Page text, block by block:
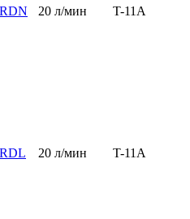
20 л/мин T-11A
20 л/мин T-11A